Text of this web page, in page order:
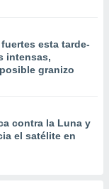
esta tarde-
intensas,
granizo
contra la Luna y
el satélite en